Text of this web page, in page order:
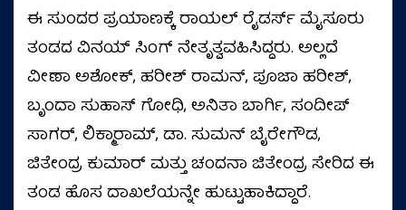
ಈ ಸುಂದರ ಪ್ರಯಾಣಕ್ಕೆ ರಾಯಲ್ ರೈಡರ್ಸ್ ಮೈಸೂರು
ತಂಡದ ವಿನಯ್ ಸಿಂಗ್ ನೇತೃತ್ವವಹಿಸಿದ್ದರು. ಅಲ್ಲದೆ
ವೀಣಾ ಅಶೋಕ್, ಹರೀಶ್ ರಾಮನ್, ಪೂಜಾ ಹರೀಶ್,
ಬೃಂದಾ ಸುಹಾಸ್ ಗೋಧಿ, ಅನಿತಾ ಬಾರ್ಗಿ, ಸಂದೀಪ್
ಸಾಗರ್, ಲಿಕ್ಮಾರಾಮ್, ಡಾ. ಸುಮನ್ ಬೈರೇಗೌಡ,
ಜಿತೇಂದ್ರ ಕುಮಾರ್ ಮತ್ತು ಚಂದನಾ ಜಿತೇಂದ್ರ ಸೇರಿದ ಈ
ತಂಡ ಹೊಸ ದಾಖಲೆಯನ್ನೇ ಹುಟ್ಟುಹಾಕಿದ್ದಾರೆ.